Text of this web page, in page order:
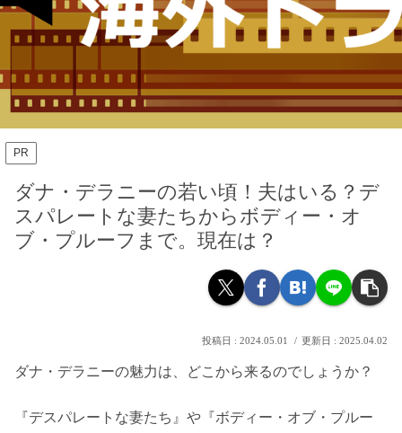
PR
ダナ・デラニーの若い頃！夫はいる？デ
スパレートな妻たちからボディー・オ
ブ・プルーフまで。現在は？
2024.05.01 2025.04.02
ダナ・デラニーの魅力は、どこから来るのでしょうか？
『デスパレートな妻たち』や『ボディー・オブ・プルー